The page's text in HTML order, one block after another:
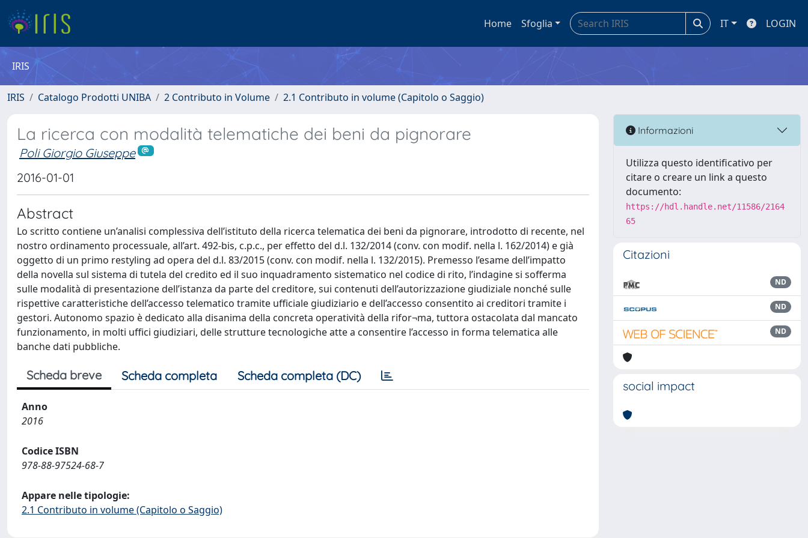
Home Sfoglia IT LOGIN
IRIS
IRIS Catalogo Prodotti UNIBA 2 Contributo in Volume 2.1 Contributo in volume (Capitolo o Saggio)
La ricerca con modalità telematiche dei beni da pignorare
Poli Giorgio Giuseppe
2016-01-01
Abstract
Lo scritto contiene un’analisi complessiva dell’istituto della ricerca telematica dei beni da pignorare, introdotto di recente, nel
nostro ordinamento processuale, all’art. 492-bis, c.p.c., per effetto del d.l. 132/2014 (conv. con modif. nella l. 162/2014) e già
oggetto di un primo restyling ad opera del d.l. 83/2015 (conv. con modif. nella l. 132/2015). Premesso l’esame dell’impatto
della novella sul sistema di tutela del credito ed il suo inquadramento sistematico nel codice di rito, l’indagine si sofferma
sulle modalità di presentazione dell’istanza da parte del creditore, sui contenuti dell’autorizzazione giudiziale nonché sulle
rispettive caratteristiche dell’accesso telematico tramite ufficiale giudiziario e dell’accesso consentito ai creditori tramite i
gestori. Autonomo spazio è dedicato alla disanima della concreta operatività della rifor¬ma, tuttora ostacolata dal mancato
funzionamento, in molti uffici giudiziari, delle strutture tecnologiche atte a consentire l’accesso in forma telematica alle
banche dati pubbliche.
Scheda breve Scheda completa Scheda completa (DC)
Anno
2016
Codice ISBN
978-88-97524-68-7
Appare nelle tipologie:
2.1 Contributo in volume (Capitolo o Saggio)
Informazioni
Utilizza questo identificativo per
citare o creare un link a questo
documento:
https://hdl.handle.net/11586/2164
65
Citazioni
ND
ND
ND
social impact